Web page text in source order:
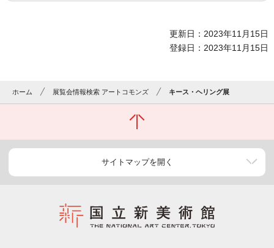
更新日：2023年11月15日
登録日：2023年11月15日
ホーム 展覧会情報検索 アートコモンズ キース・ヘリング展
サイトマップを開く